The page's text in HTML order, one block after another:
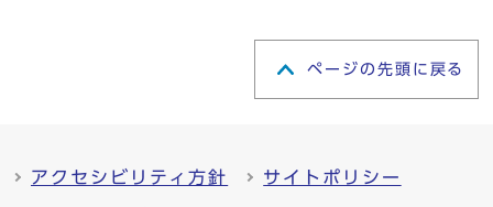
ページの先頭に戻る
アクセシビリティ方針 サイトポリシー